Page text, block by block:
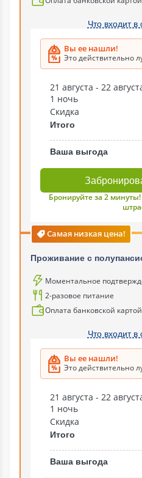
Что входит в
Вы ее нашли!
Это действительно
21 августа - 22
1 ночь
Скидка
Итого
Ваша выгода
Бронируйте за 2
Самая низкая цена!
Проживание с
Моментальное
2-разовое питание
Оплата банковской картой
Что входит в
Вы ее нашли!
Это действительно
21 августа - 22
1 ночь
Скидка
Итого
Ваша выгода